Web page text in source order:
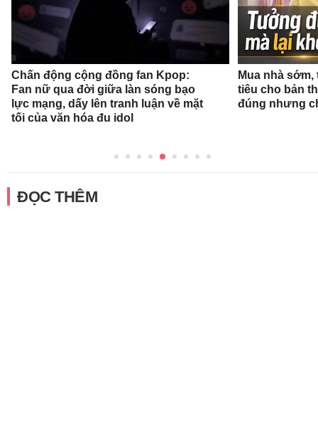
Chấn động cộng đồng fan Kpop:
Fan nữ qua đời giữa làn sóng bạo
lực mạng, dấy lên tranh luận về mặt
tối của văn hóa đu idol
Mua nhà
tiêu cho bản
đúng nhưng
ĐỌC THÊM